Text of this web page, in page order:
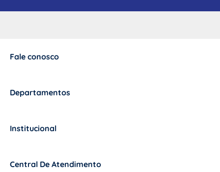
Fale conosco
Departamentos
Institucional
Central De Atendimento